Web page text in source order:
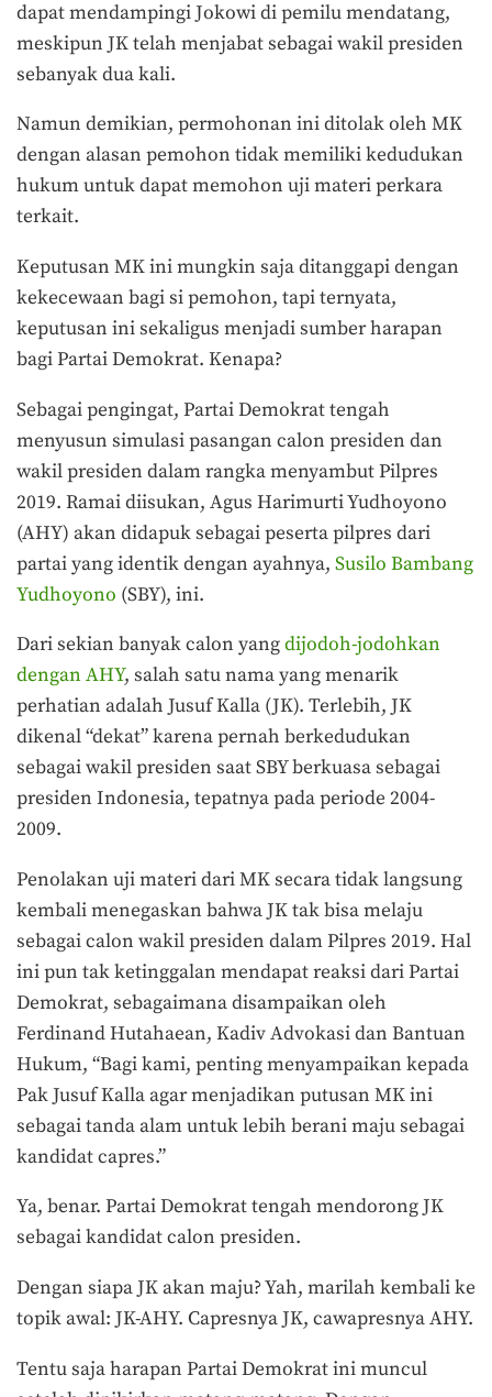
dapat mendampingi Jokowi di pemilu mendatang,
meskipun JK telah menjabat sebagai wakil presiden
sebanyak dua kali.
Namun demikian, permohonan ini ditolak oleh MK
dengan alasan pemohon tidak memiliki kedudukan
hukum untuk dapat memohon uji materi perkara
terkait.
Keputusan MK ini mungkin saja ditanggapi dengan
kekecewaan bagi si pemohon, tapi ternyata,
keputusan ini sekaligus menjadi sumber harapan
bagi Partai Demokrat. Kenapa?
Sebagai pengingat, Partai Demokrat tengah
menyusun simulasi pasangan calon presiden dan
wakil presiden dalam rangka menyambut Pilpres
2019. Ramai diisukan, Agus Harimurti Yudhoyono
(AHY) akan didapuk sebagai peserta pilpres dari
partai yang identik dengan ayahnya, Susilo Bambang
Yudhoyono (SBY), ini.
Dari sekian banyak calon yangdijodoh-jodohkan
dengan AHY, salah satu nama yang menarik
perhatian adalah Jusuf Kalla (JK). Terlebih, JK
dikenal “dekat” karena pernah berkedudukan
sebagai wakil presiden saat SBY berkuasa sebagai
presiden Indonesia, tepatnya pada periode 2004-
2009.
Penolakan uji materi dari MK secara tidak langsung
kembali menegaskan bahwa JK tak bisa melaju
sebagai calon wakil presiden dalam Pilpres 2019. Hal
ini pun tak ketinggalan mendapat reaksi dari Partai
Demokrat, sebagaimana disampaikan oleh
Ferdinand Hutahaean, Kadiv Advokasi dan Bantuan
Hukum, “Bagi kami, penting menyampaikan kepada
Pak Jusuf Kalla agar menjadikan putusan MK ini
sebagai tanda alam untuk lebih berani maju sebagai
kandidat capres.”
Ya, benar. Partai Demokrat tengah mendorong JK
sebagai kandidat calon presiden.
Dengan siapa JK akan maju? Yah, marilah kembali ke
topik awal: JK-AHY. Capresnya JK, cawapresnya AHY.
Tentu saja harapan Partai Demokrat ini muncul